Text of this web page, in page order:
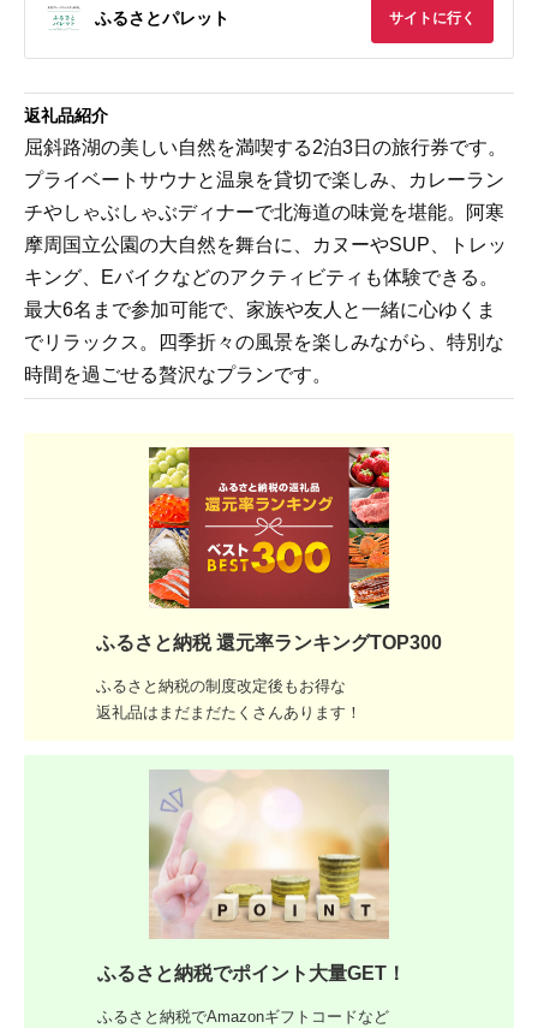
ふるさとパレット サイトに行く
返礼品紹介
屈斜路湖の美しい自然を満喫する2泊3日の旅行券です。
プライベートサウナと温泉を貸切で楽しみ、カレーラン
チやしゃぶしゃぶディナーで北海道の味覚を堪能。阿寒
摩周国立公園の大自然を舞台に、カヌーやSUP、トレッ
キング、Eバイクなどのアクティビティも体験できる。
最大6名まで参加可能で、家族や友人と一緒に心ゆくま
でリラックス。四季折々の風景を楽しみながら、特別な
時間を過ごせる贅沢なプランです。
ふるさと納税 還元率ランキングTOP300
ふるさと納税の制度改定後もお得な
返礼品はまだまだたくさんあります！
ふるさと納税でポイント大量GET！
ふるさと納税でAmazonギフトコードなど